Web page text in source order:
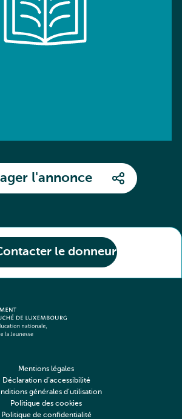
le donneur
l'annonce
Mentions légales
Déclaration d’accessibilité
générales d’utilisation
Politique des cookies
Politique de confidentialité